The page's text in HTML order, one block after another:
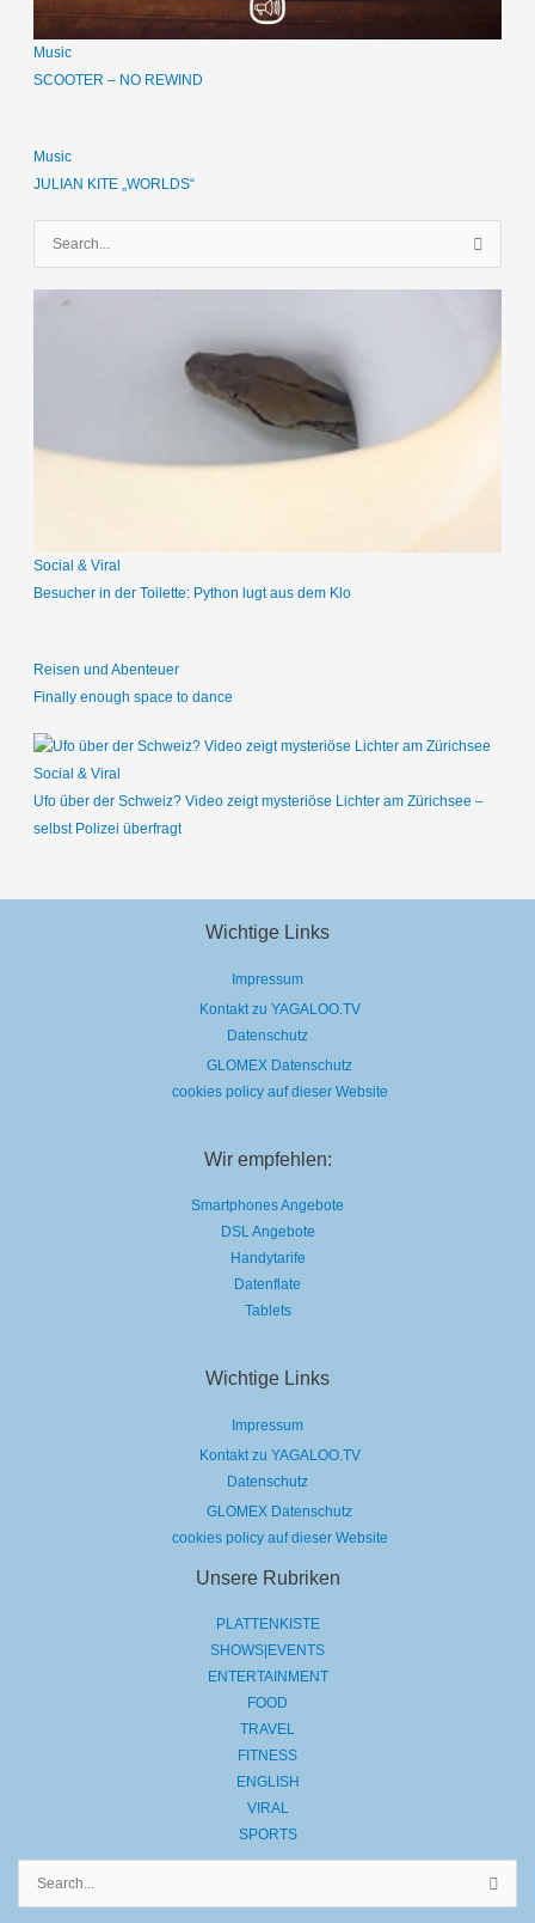
Music
SCOOTER – NO REWIND
Music
JULIAN KITE „WORLDS“
c
c
Social & Viral
Besucher in der Toilette: Python lugt aus dem Klo
Reisen und Abenteuer
Finally enough space to dance
Social & Viral
Ufo über der Schweiz? Video zeigt mysteriöse Lichter am Zürichsee –
selbst Polizei überfragt
Wichtige Links
Impressum
Kontakt zu YAGALOO.TV
Datenschutz
GLOMEX Datenschutz
cookies policy auf dieser Website
Wir empfehlen:
Smartphones Angebote
DSL Angebote
Handytarife
Datenflate
Tablets
Wichtige Links
Impressum
Kontakt zu YAGALOO.TV
Datenschutz
GLOMEX Datenschutz
cookies policy auf dieser Website
Unsere Rubriken
PLATTENKISTE
SHOWS|EVENTS
ENTERTAINMENT
FOOD
TRAVEL
FITNESS
ENGLISH
VIRAL
SPORTS